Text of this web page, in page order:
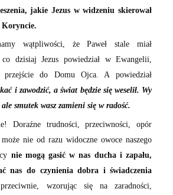
jakie Jezus w widzeniu skierował
Koryncie.
wątpliwości, że Paweł stale miał
dzisiaj Jezus powiedział w Ewangelii,
przejście do Domu Ojca. A powiedział
i zawodzić, a świat będzie się weselił. Wy
smutek wasz zamieni się w radość.
Doraźne trudności, przeciwności, opór
nie od razu widoczne owoce naszego
nie mogą gasić w nas ducha i zapału,
nas do czynienia dobra i świadczenia
wzorując się na zaradności,